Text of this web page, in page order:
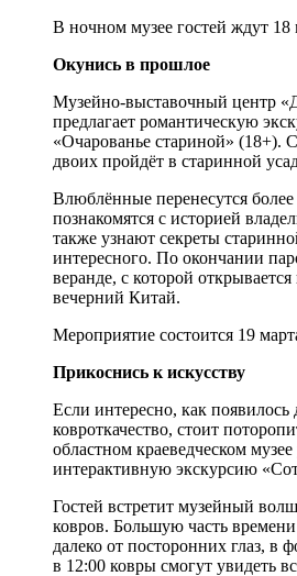
В ночном музее гостей ждут 18
Окунись в прошлое
Музейно-выставочный центр
предлагает романтическую
«Очарованье стариной» (18+).
двоих пройдёт в старинной
Влюблённые перенесутся более
познакомятся с историей
также узнают секреты
интересного. По окончании
веранде, с которой
вечерний Китай.
Мероприятие состоится 19
Прикоснись к искусству
Если интересно, как появилось
ковроткачество, стоит
областном краеведческом
интерактивную экскурсию
Гостей встретит музейный
ковров. Большую часть
далеко от посторонних глаз, в
в 12:00 ковры смогут увидеть